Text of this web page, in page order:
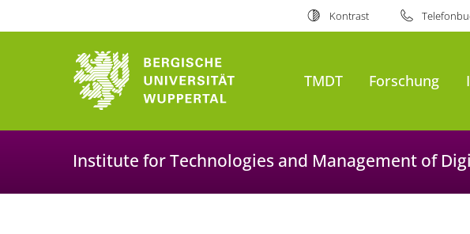
Kontrast
TMDT Forschung
Institute for Technologies and Management of